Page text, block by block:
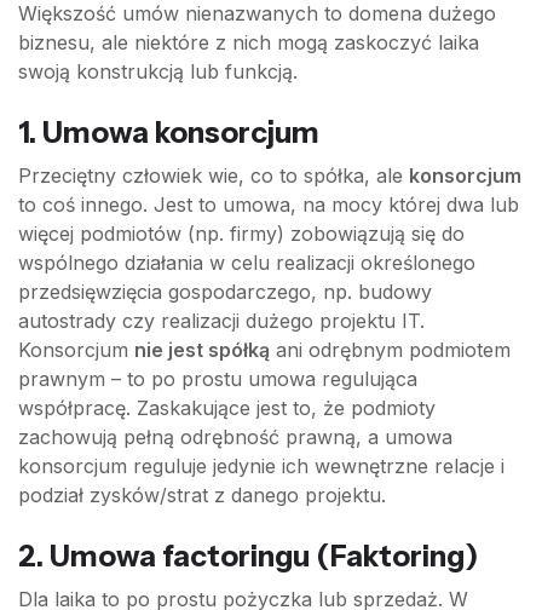
Większość umów nienazwanych to domena dużego
biznesu, ale niektóre z nich mogą zaskoczyć laika
swoją konstrukcją lub funkcją.
1. Umowa konsorcjum
Przeciętny człowiek wie, co to spółka, ale konsorcjum
to coś innego. Jest to umowa, na mocy której dwa lub
więcej podmiotów (np. firmy) zobowiązują się do
wspólnego działania w celu realizacji określonego
przedsięwzięcia gospodarczego, np. budowy
autostrady czy realizacji dużego projektu IT.
Konsorcjum nie jest spółką ani odrębnym podmiotem
prawnym – to po prostu umowa regulująca
współpracę. Zaskakujące jest to, że podmioty
zachowują pełną odrębność prawną, a umowa
konsorcjum reguluje jedynie ich wewnętrzne relacje i
podział zysków/strat z danego projektu.
2. Umowa factoringu (Faktoring)
Dla laika to po prostu pożyczka lub sprzedaż. W